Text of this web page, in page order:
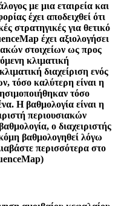
με μια εταιρεία και
έχει αποδειχθεί ότι
στρατηγικές για θετικό
έχει αξιολογήσει
στοιχείων ως προς
κλιματική
διαχείριση ενός
τόσο καλύτερη είναι η
τόσο
Η βαθμολογία είναι η
περιουσιακών
ο διαχειριστής
βαθμολογηθεί λόγω
περισσότερα στο